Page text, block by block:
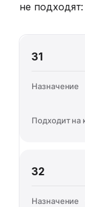
не подходят:
31
32